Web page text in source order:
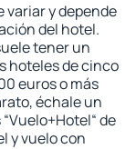
variar y depende
del hotel.
tener un
hoteles de cinco
euros o más
échale un
de
y vuelo con